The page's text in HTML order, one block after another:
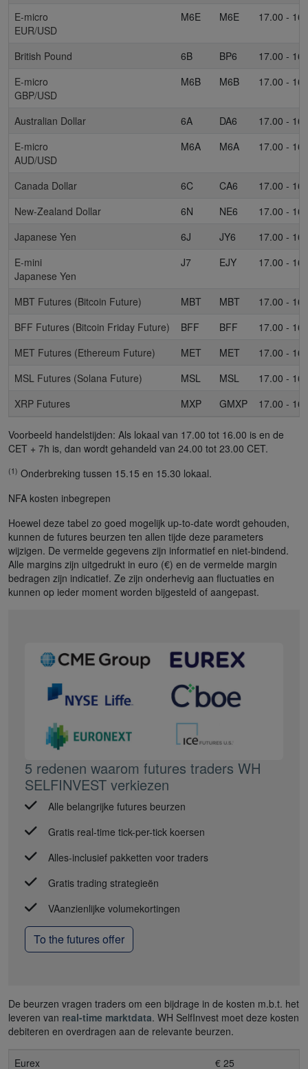
E-micro
EUR/USD
M6E M6E 17.00 -
British Pound 6B BP6
17.00 -
E-micro
GBP/USD
M6B M6B 17.00 -
Australian Dollar 6A DA6
17.00 -
E-micro
AUD/USD
M6A M6A 17.00 -
Canada Dollar 6C CA6
17.00 -
New-Zealand Dollar
6N NE6
17.00 -
Japanese Yen
6J JY6
17.00 -
E-mini
Japanese Yen
J7 EJY 17.00 -
MBT Futures (Bitcoin Future) MBT MBT
17.00 -
BFF Futures (Bitcoin Friday Future)
BFF BFF
17.00 -
MET Futures (Ethereum Future)
MET MET
17.00 -
MSL Futures (Solana Future)
MSL MSL
17.00 -
XRP Futures
MXP GMXP 17.00 -
Voorbeeld handelstijden: Als lokaal van 17.00 tot 16.00 is en de
CET + 7h is, dan wordt gehandeld van 24.00 tot 23.00 CET.
(1) Onderbreking tussen 15.15 en 15.30 lokaal.
NFA kosten inbegrepen
Hoewel deze tabel zo goed mogelijk up-to-date wordt gehouden,
kunnen de futures beurzen ten allen tijde deze parameters
wijzigen. De vermelde gegevens zijn informatief en niet-bindend.
Alle margins zijn uitgedrukt in euro (€) en de vermelde margin
bedragen zijn indicatief. Ze zijn onderhevig aan fluctuaties en
kunnen op ieder moment worden bijgesteld of aangepast.
5 redenen waarom futures traders WH
SELFINVEST verkiezen
Alle belangrijke futures beurzen
Gratis real-time tick-per-tick koersen
Alles-inclusief pakketten voor traders
Gratis trading strategieën
VAanzienlijke volumekortingen
To the futures offer
De beurzen vragen traders om een bijdrage in de kosten m.b.t. het
leveren van real-time marktdata. WH SelfInvest moet deze kosten
debiteren en overdragen aan de relevante beurzen.
Eurex € 25